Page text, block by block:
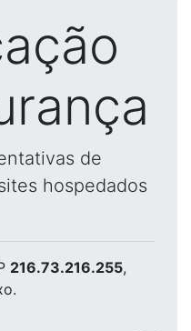
de
hospedados
216.73.216.255,